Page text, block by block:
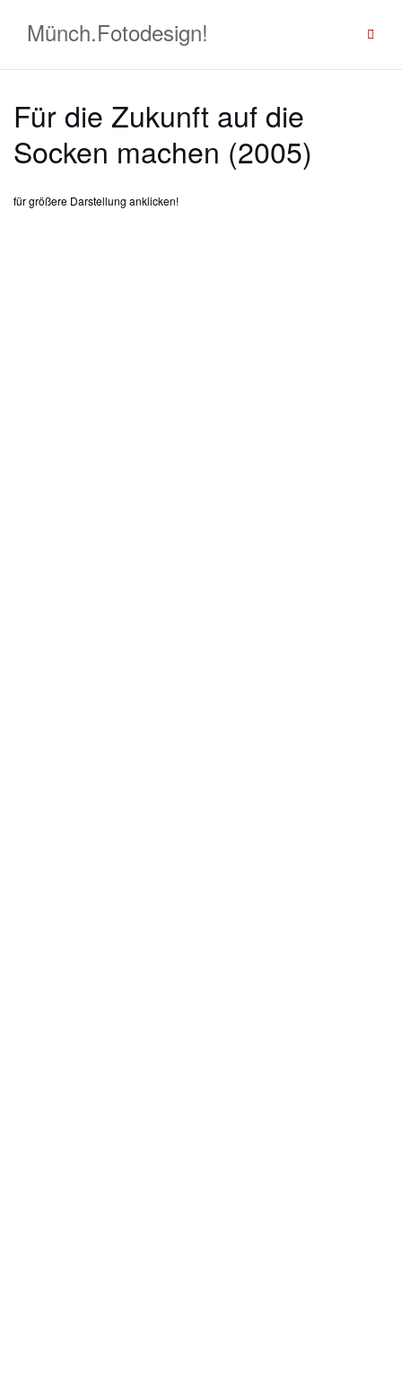
InhaltMünch.Fotodesign!
Für die Zukunft auf die
Socken machen (2005)
für größere Darstellung anklicken!